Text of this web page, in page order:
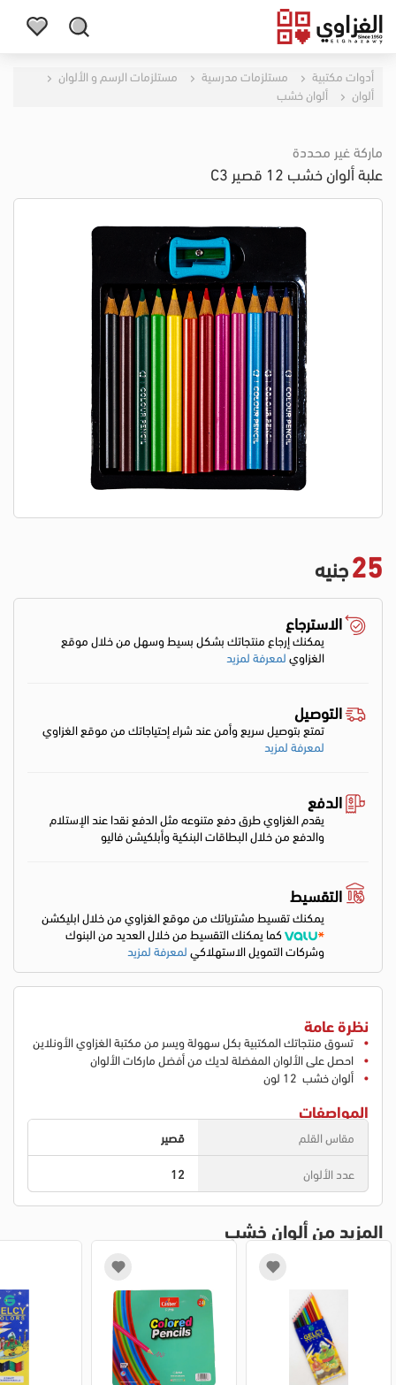
أدوات مكتبية مستلزمات مدرسية
مستلزمات الرسم و الألوان
ألوان
ألوان خشب
ماركة غير محددة
علبة ألوان خشب 12 قصير C3
25جنيه
الاسترجاع
يمكنك إرجاع منتجاتك بشكل بسيط وسهل من خلال موقع
الغزاويلمعرفة لمزيد
التوصيل
تمتع بتوصيل سريع وأمن عند شراء إحتياجاتك من موقع الغزاوي
لمعرفة لمزيد
الدفع
يقدم الغزاوي طرق دفع متنوعه مثل الدفع نقدا عند الإستلام
والدفع من خلال البطاقات البنكية وأبلكيشن فاليو
التقسيط
يمكنك تقسيط مشترياتك من موقع الغزاوي من خلال ابليكشن
كما يمكنك التقسيط من خلال العديد من البنوك
وشركات التمويل الاستهلاكيلمعرفة لمزيد
نظرة عامة
تسوق منتجاتك المكتبية بكل سهولة ويسر من مكتبة الغزاوي الأونلاين
احصل على الألوان المفضلة لديك من أفضل ماركات الألوان
ألوان خشب 12 لون
المواصفات
مقاس القلم
قصير
عدد الألوان
12
المزيد من ألوان خشب